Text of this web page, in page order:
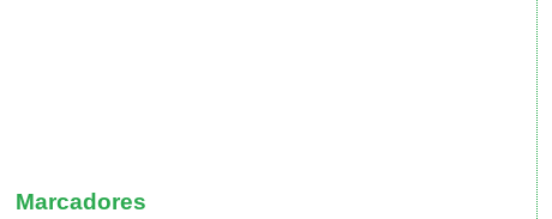
Marcadores